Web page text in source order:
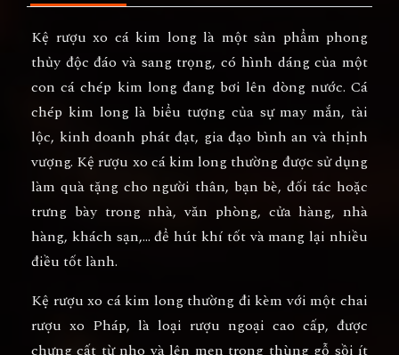
Kệ rượu xo cá kim long là một sản phẩm phong
thủy độc đáo và sang trọng, có hình dáng của một
con cá chép kim long đang bơi lên dòng nước. Cá
chép kim long là biểu tượng của sự may mắn, tài
lộc, kinh doanh phát đạt, gia đạo bình an và thịnh
vượng. Kệ rượu xo cá kim long thường được sử dụng
làm quà tặng cho người thân, bạn bè, đối tác hoặc
trưng bày trong nhà, văn phòng, cửa hàng, nhà
hàng, khách sạn,… để hút khí tốt và mang lại nhiều
điều tốt lành.
Kệ rượu xo cá kim long thường đi kèm với một chai
rượu xo Pháp, là loại rượu ngoại cao cấp, được
chưng cất từ nho và lên men trong thùng gỗ sồi ít